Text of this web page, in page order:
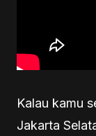
Kalau kamu
Jakarta